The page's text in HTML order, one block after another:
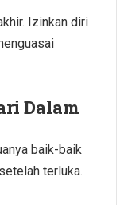
Izinkan diri
Dalam
baik-baik
terluka.